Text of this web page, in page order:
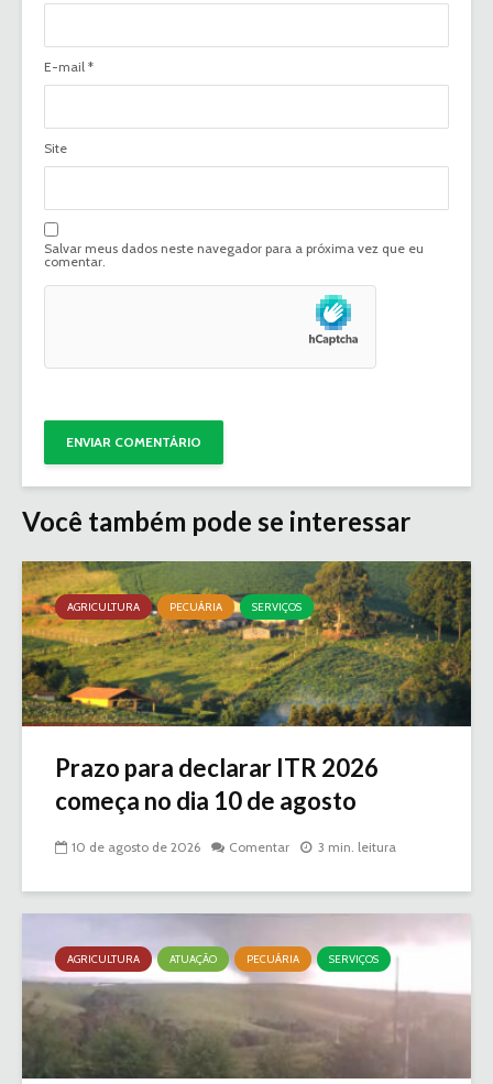
E-mail *
Site
Salvar meus dados neste navegador para a próxima vez que eu
comentar.
Você também pode se interessar
AGRICULTURA PECUÁRIA SERVIÇOS
Prazo para declarar ITR 2026
começa no dia 10 de agosto
10 de agosto de 2026 Comentar 3 min. leitura
AGRICULTURA ATUAÇÃO PECUÁRIA SERVIÇOS